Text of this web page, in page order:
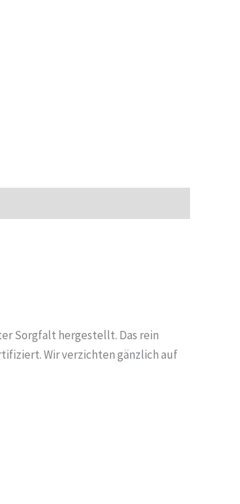
Sorgfalt hergestellt. Das rein
Wir verzichten gänzlich auf